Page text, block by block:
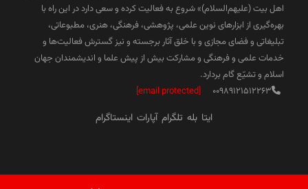
اهل بیت (علیهم‌السلام)» شروع به فعالیت کرده و سعی دارد در این راه با
بهره‌گیری از ابزارهای نوین علمی، پژوهشی، فرهنگی، هنری، مطبوعاتی،
تبلیغاتی و فضای مجازی و با خلق آثار برجسته و نیز گسترش فعالیت‌ها و
خدمات علمی و فرهنگی و مشارکت بیش از پیش علما و اندیشمندان جهان
اسلام و تشیّع گام بردارد.
00989121512263
[email protected]
ایتا بله تلگرام آپارات اینستاگرام